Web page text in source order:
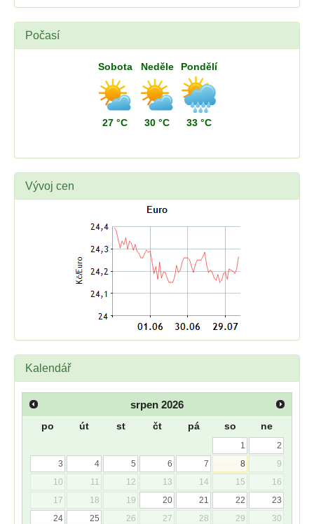
Počasí
Sobota
27 °C
Neděle
30 °C
Pondělí
33 °C
Vývoj cen
Kalendář
srpen 2026
po út st čt pá so ne
1
2
3
4 5 6 7 8
9
10
11 12 13 14 15
16
17
18 19 20 21 22
23
24
25 26 27 28 29
30